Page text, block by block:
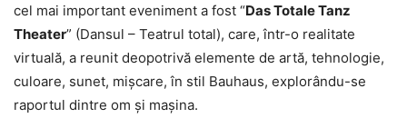
cel mai important eveniment a fost “Das Totale Tanz
Theater” (Dansul – Teatrul total), care, într-o realitate
virtuală, a reunit deopotrivă elemente de artă, tehnologie,
culoare, sunet, mişcare, în stil Bauhaus, explorându-se
raportul dintre om şi maşina.